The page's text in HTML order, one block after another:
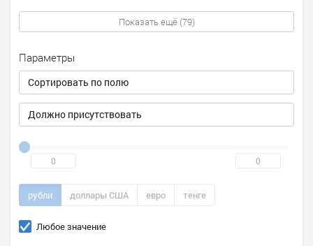
Показать ещё (79)
Параметры
Сортировать по полю
Должно присутствовать
рубли доллары США евро тенге
Любое значение